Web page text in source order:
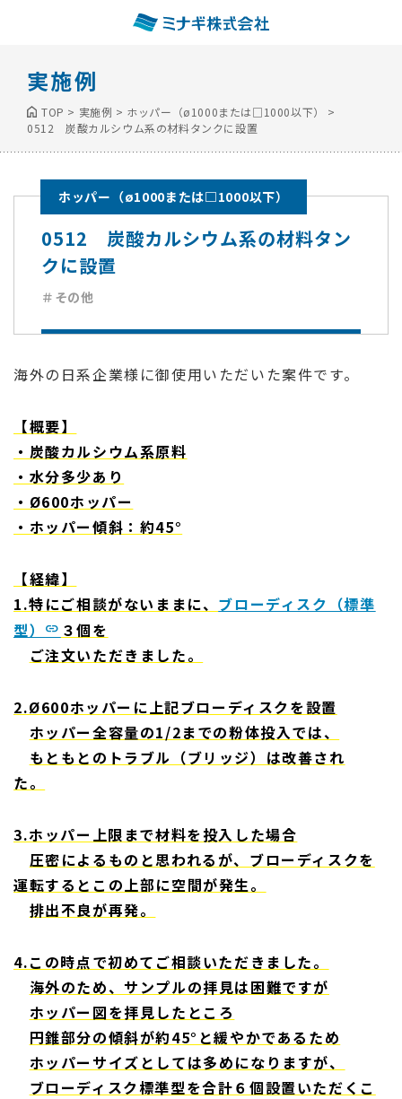
実施例
TOP > 実施例 > ホッパー（ø1000または□1000以下）
>
0512 炭酸カルシウム系の材料タンクに設置
ホッパー（ø1000または□1000以下）
0512 炭酸カルシウム系の材料タン
クに設置
＃その他
海外の日系企業様に御使用いただいた案件です。
【概要】
・炭酸カルシウム系原料
・水分多少あり
・Ø600ホッパー
・ホッパー傾斜：約45°
【経緯】
1.特にご相談がないままに、 ブローディスク（標準
型）
３個を
ご注文いただきました。
2.Ø600ホッパーに上記ブローディスクを設置
ホッパー全容量の1/2までの粉体投入では、
もともとのトラブル（ブリッジ）は改善され
た。
3.ホッパー上限まで材料を投入した場合
圧密によるものと思われるが、ブローディスクを
運転するとこの上部に空間が発生。
排出不良が再発。
4.この時点で初めてご相談いただきました。
海外のため、サンプルの拝見は困難ですが
ホッパー図を拝見したところ
円錐部分の傾斜が約45°と緩やかであるため
ホッパーサイズとしては多めになりますが、
ブローディスク標準型を合計６個設置いただくこ